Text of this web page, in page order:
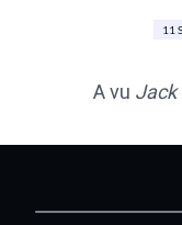
11
A vu Jack